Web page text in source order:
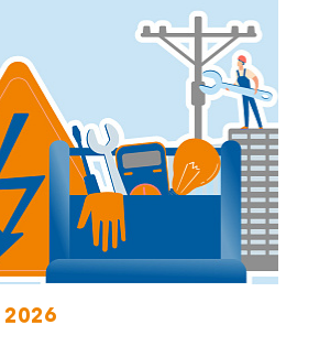
57
звонок
клиентам